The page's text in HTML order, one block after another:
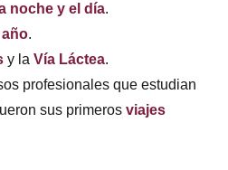
noche y el día.
.
y laVía Láctea.
profesionales que estudian
sus primerosviajes